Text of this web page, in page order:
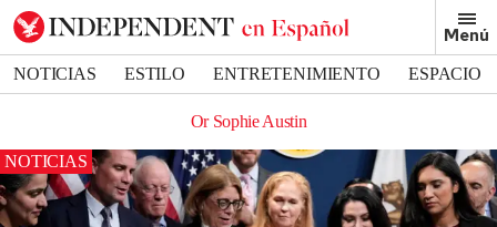
Menú
NOTICIAS ESTILO ENTRETENIMIENTO
ESPACIO
Or Sophie Austin
NOTICIAS